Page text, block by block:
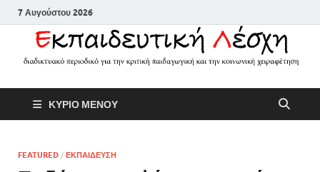
7 Αυγούστου 2026
κριτική παιδαγωγική και την
κοινωνική χειραφέτηση
ΚΥΡΙΟ ΜΕΝΟΥ
FEATURED / ΕΚΠΑΙΔΕΥΣΗ